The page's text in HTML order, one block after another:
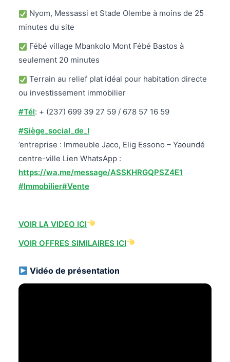
Nyom, Messassi et Stade Olembe à moins de 25
minutes du site
Fébé village Mbankolo Mont Fébé Bastos à
seulement 20 minutes
Terrain au relief plat idéal pour habitation directe
ou investissement immobilier
#Tél: + (237) 699 39 27 59 / 678 57 16 59
#Siège_social_de_l
’entreprise : Immeuble Jaco, Elig Essono – Yaoundé
centre-ville Lien WhatsApp :
https://wa.me/message/ASSKHRGQPSZ4E1
#Immobilier#Vente
VOIR LA VIDEO ICI
VOIR OFFRES SIMILAIRES ICI
Vidéo de présentation